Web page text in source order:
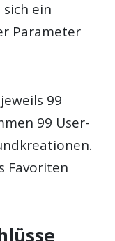
ein
Parameter
99
99 User-
Favoriten